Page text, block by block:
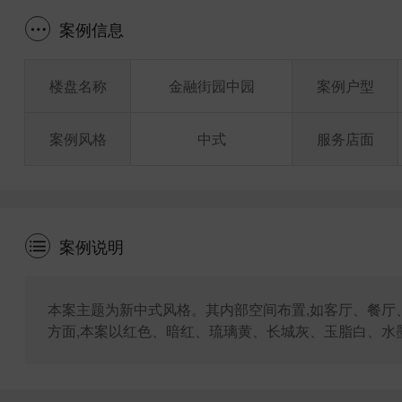
案例信息
楼盘名称
案例风格
金融街园中园
中式
案例户型
服务店面
案例说明
本案主题为新中式风格。其内部空间布置,如客厅、餐
方面,本案以红色、暗红、琉璃黄、长城灰、玉脂白、